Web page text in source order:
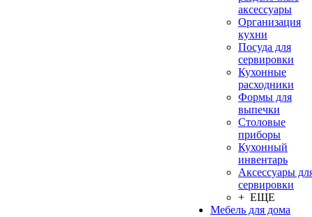
аксессуары
Организация
кухни
Посуда для
сервировки
Кухонные
расходники
Формы для
выпечки
Столовые
приборы
Кухонный
инвентарь
Аксессуары
сервировки
+ ЕЩЕ
Мебель для дома